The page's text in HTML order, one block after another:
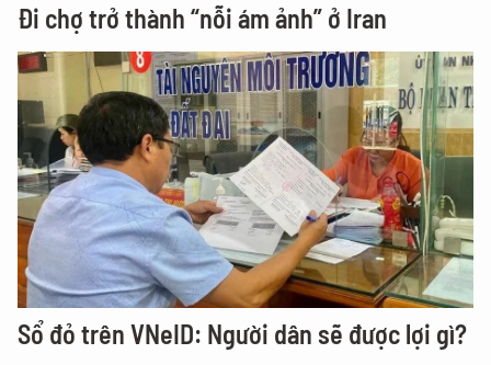
Đi chợ trở thành “nỗi ám ảnh” ở Iran
Sổ đỏ trên VNeID: Người dân sẽ được lợi gì?